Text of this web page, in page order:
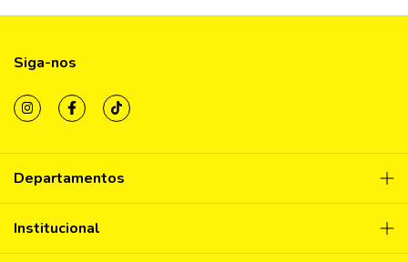
Siga-nos
Departamentos
Institucional